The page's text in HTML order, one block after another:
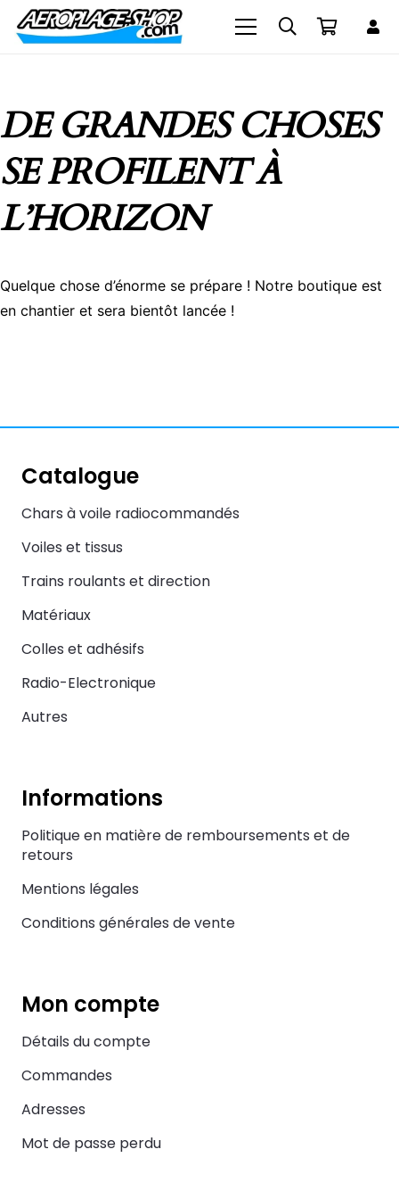
DE GRANDES CHOSES
SE PROFILENT À
L’HORIZON
Quelque chose d’énorme se prépare ! Notre boutique est
en chantier et sera bientôt lancée !
Catalogue
Chars à voile radiocommandés
Voiles et tissus
Trains roulants et direction
Matériaux
Colles et adhésifs
Radio-Electronique
Autres
Informations
Politique en matière de remboursements et de
retours
Mentions légales
Conditions générales de vente
Mon compte
Détails du compte
Commandes
Adresses
Mot de passe perdu